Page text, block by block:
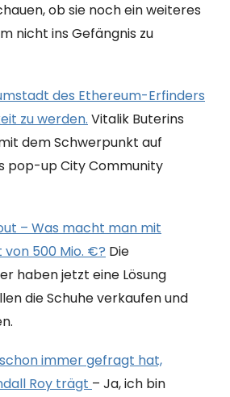
ob sie noch ein weiteres
nicht ins Gefängnis zu
des Ethereum-Erfinders
zu werden. Vitalik Buterins
dem Schwerpunkt auf
pop-up City Community
– Was macht man mit
500 Mio. €? Die
haben jetzt eine Lösung
die Schuhe verkaufen und
immer gefragt hat,
Roy trägt – Ja, ich bin